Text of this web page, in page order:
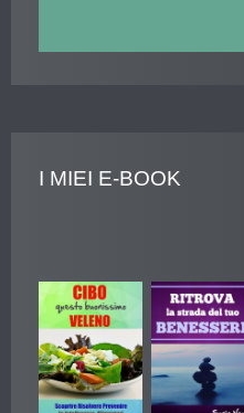
I MIEI E-BOOK